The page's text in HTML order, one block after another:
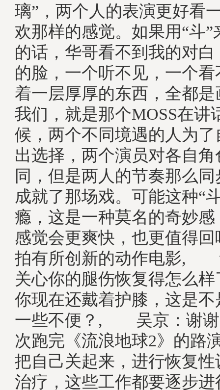
璃”，两个人的表演更好看
欢那样的感觉。如果用“斗
的话，华哥看不到我的对
的脸，一个听不见，一个
着一层厚厚的东西，全都
我们，就是那个MOSS在讲
候，两个不同境遇的人为
出选择，两个演员对各自
同，但是两人的节奏那么
成就了那场戏。可能这种“
瘾，这是一种莫名的奇妙
感觉会更爽快，也更值
拍有所创新的动作电影,
关心你的腿伤恢复得怎么
你现在还戴着护膝，这是
一些不便？, 吴京：谢谢
次跑完《流浪地球2》的路
把自己关起来，进行恢复
治疗，这些工作都要逐步